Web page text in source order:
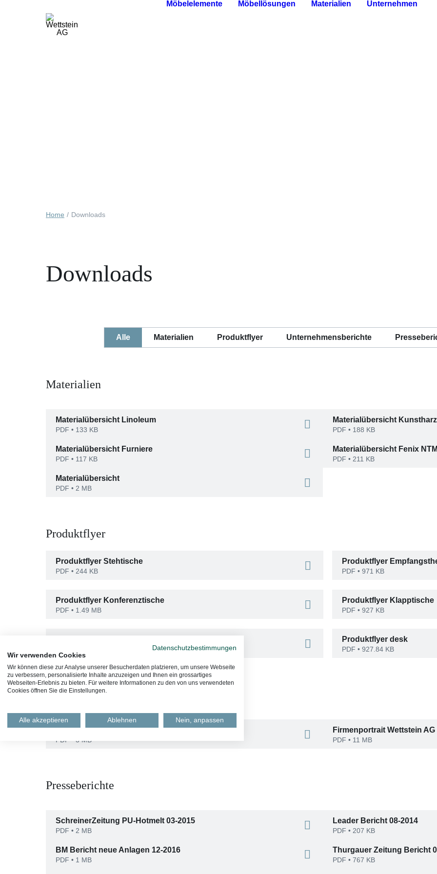
Möbelelemente Möbellösungen Materialien Unternehmen
Home Downloads
Downloads
Alle Materialien Produktflyer Unternehmensberichte
Materialien
Materialübersicht Linoleum
PDF • 133 KB
Materialübersicht
PDF • 188 KB
Materialübersicht Furniere
PDF • 117 KB
Materialübersicht Fenix NTM
PDF • 211 KB
Materialübersicht
PDF • 2 MB
Produktflyer
Produktflyer Stehtische
PDF • 244 KB
Produktflyer
PDF • 971 KB
Produktflyer Konferenztische
PDF • 1.49 MB
Produktflyer Klapptische
PDF • 927 KB
Produktflyer desk
PDF • 927.84 KB
Unternehmensberichte
Nachhaltigkeitsbericht Wettstein AG
PDF• 3 MB
Firmenportrait Wettstein AG
PDF • 11 MB
Presseberichte
SchreinerZeitung PU-Hotmelt 03-2015
PDF • 2 MB
Leader Bericht 08-2014
PDF • 207 KB
BM Bericht neue Anlagen 12-2016
PDF • 1 MB
Thurgauer Zeitung Bericht
PDF • 767 KB
Datenschutzbestimmungen
Wir verwenden Cookies
Wir können diese zur Analyse unserer Besucherdaten platzieren, um unsere Webseite
zu verbessern, personalisierte Inhalte anzuzeigen und Ihnen ein grossartiges
Webseiten-Erlebnis zu bieten. Für weitere Informationen zu den von uns verwendeten
Cookies öffnen Sie die Einstellungen.
Alle akzeptieren Ablehnen Nein, anpassen